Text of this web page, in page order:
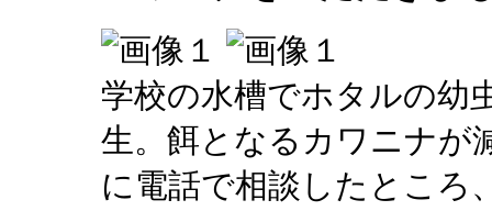
学校の水槽でホタルの幼
生。餌となるカワニナが
に電話で相談したところ